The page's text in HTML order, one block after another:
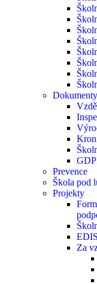
Dokumenty
Prevence
Škola pod
Projekty
Za